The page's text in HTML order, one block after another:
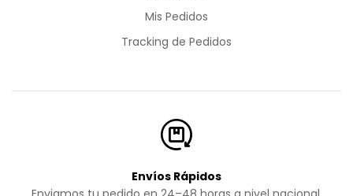
Mis Pedidos
Tracking de Pedidos
Envíos Rápidos